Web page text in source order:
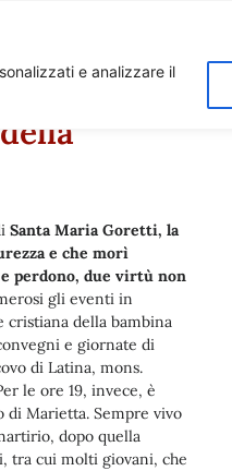
e analizzare il
Santa Maria Goretti, la
e che morì
perdono, due virtù non
gli eventi in
cristiana della bambina
e giornate di
di Latina, mons.
le ore 19, invece, è
Marietta. Sempre vivo
dopo quella
tra cui molti giovani, che